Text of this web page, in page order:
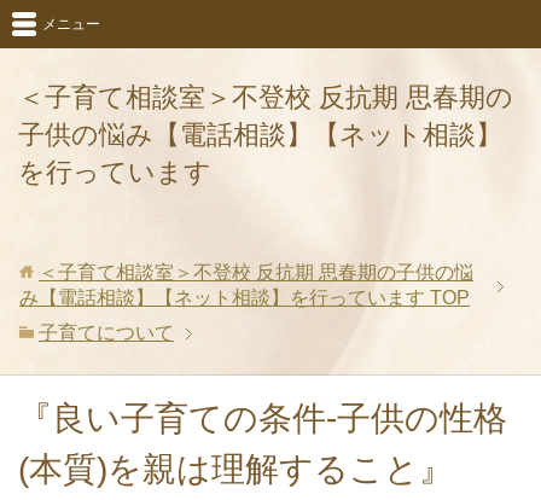
＜子育て相談室＞不登校 反抗期 思春期の
子供の悩み【電話相談】【ネット相談】
を行っています
メニュー
＜子育て相談室＞不登校 反抗期 思春期の子供の悩
み【電話相談】【ネット相談】を行っています TOP
子育てについて
『良い子育ての条件-子供の性格
(本質)を親は理解すること』